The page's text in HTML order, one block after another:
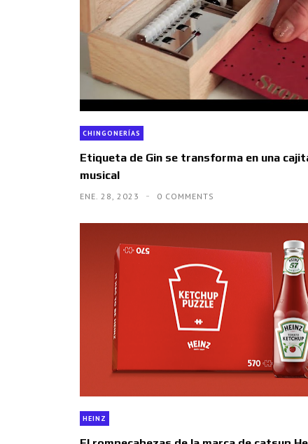
CHINGONERÍAS
Etiqueta de Gin se transforma en una
musical
ENE. 28, 2023 0 COMMENTS
HEINZ